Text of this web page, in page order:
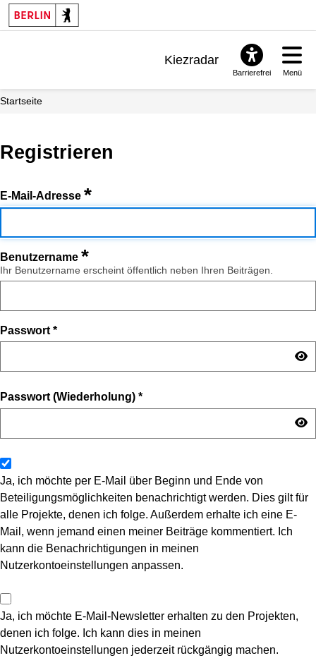
Kiezradar
Barrierefrei Menü
Startseite
Registrieren
E-Mail-Adresse *
Benutzername *
Ihr Benutzername erscheint öffentlich neben Ihren Beiträgen.
Passwort *
Passwort (Wiederholung) *
Ja, ich möchte per E-Mail über Beginn und Ende von
Beteiligungsmöglichkeiten benachrichtigt werden. Dies gilt für
alle Projekte, denen ich folge. Außerdem erhalte ich eine E-
Mail, wenn jemand einen meiner Beiträge kommentiert. Ich
kann die Benachrichtigungen in meinen
Nutzerkontoeinstellungen anpassen.
Ja, ich möchte E-Mail-Newsletter erhalten zu den Projekten,
denen ich folge. Ich kann dies in meinen
Nutzerkontoeinstellungen jederzeit rückgängig machen.